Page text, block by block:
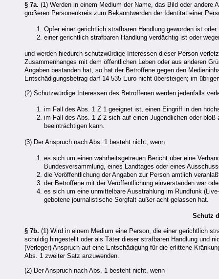
§ 7a. (1) Werden in einem Medium der Name, das Bild oder
größeren Personenkreis zum Bekanntwerden der Identität einer
Opfer einer gerichtlich strafbaren Handlung geworden ist oder
einer gerichtlich strafbaren Handlung verdächtig ist oder
und werden hiedurch schutzwürdige Interessen dieser Person
Zusammenhanges mit dem öffentlichen Leben oder aus anderen
Angaben bestanden hat, so hat der Betroffene gegen den
Entschädigungsbetrag darf 14 535 Euro nicht übersteigen; im
(2) Schutzwürdige Interessen des Betroffenen werden jedenfalls
im Fall des Abs. 1 Z 1 geeignet ist, einen Eingriff in den
im Fall des Abs. 1 Z 2 sich auf einen Jugendlichen oder
beeinträchtigen kann.
(3) Der Anspruch nach Abs. 1 besteht nicht, wenn
es sich um einen wahrheitsgetreuen Bericht über eine
Bundesversammlung, eines Landtages oder eines
die Veröffentlichung der Angaben zur Person amtlich
der Betroffene mit der Veröffentlichung einverstanden war
es sich um eine unmittelbare Ausstrahlung im Rundfunk
gebotene journalistische Sorgfalt außer acht gelassen hat.
Schutz
§ 7b. (1) Wird in einem Medium eine Person, die einer gerichtlich
schuldig hingestellt oder als Täter dieser strafbaren Handlung und
(Verleger) Anspruch auf eine Entschädigung für die erlittene
Abs. 1 zweiter Satz anzuwenden.
(2) Der Anspruch nach Abs. 1 besteht nicht, wenn